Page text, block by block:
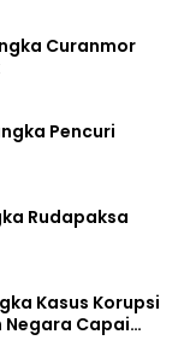
Curanmor
Pencuri
Rudapaksa
Kasus Korupsi
Negara Capai